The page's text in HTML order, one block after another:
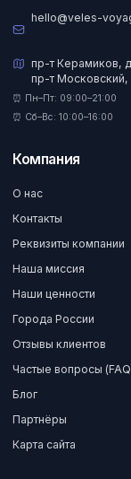
hello@veles-
пр-т Керамиков,
пр-т
⏰ Пн–Пт: 09:00–21:00
⏰ Сб–Вс: 10:00–16:00
Компания
О нас
Контакты
Реквизиты компании
Наша миссия
Наши ценности
Города России
Отзывы клиентов
Частые вопросы
Блог
Партнёры
Карта сайта